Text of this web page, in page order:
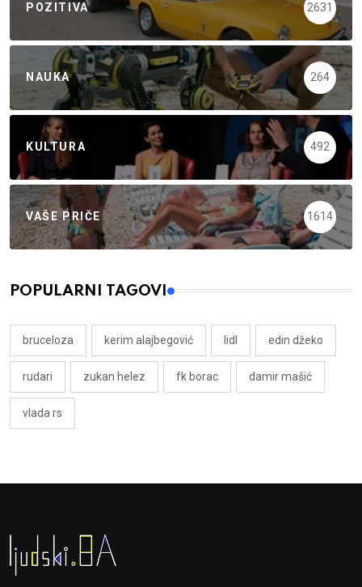
POZITIVA 2631
NAUKA 264
KULTURA 492
VAŠE PRIČE 1614
POPULARNI TAGOVI
bruceloza kerim alajbegović lidl edin džeko
rudari zukan helez fk borac damir mašić
vlada rs